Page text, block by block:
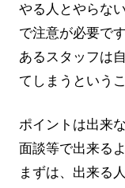
やる人とやらな
で注意が必要です
あるスタッフは
てしまうという
ポイントは出来
面談等で出来る
まずは、出来る